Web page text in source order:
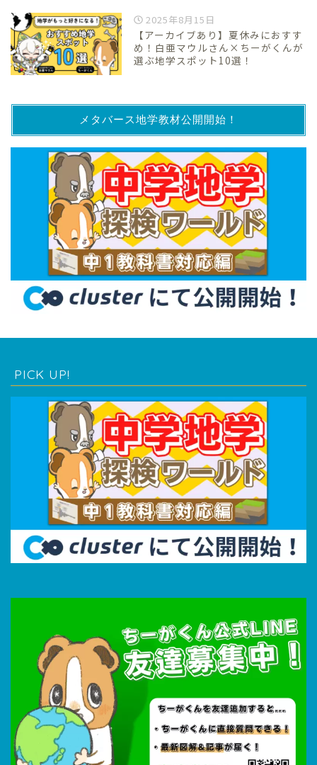
2025年8月15日
【アーカイブあり】夏休みにおすす
め！白亜マウルさん×ちーがくんが
選ぶ地学スポット10選！
メタバース地学教材公開開始！
PICK UP!